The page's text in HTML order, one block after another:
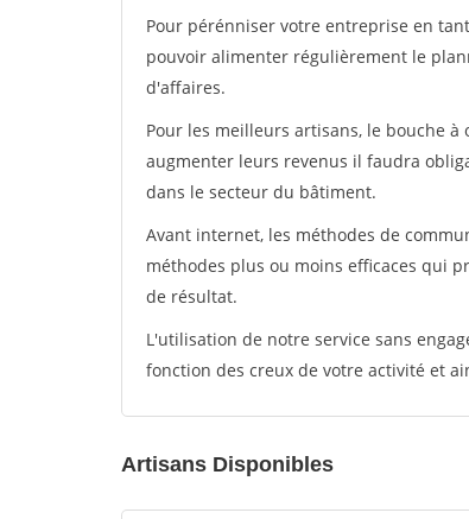
Pour pérénniser votre entreprise en
pouvoir alimenter régulièrement le
d'affaires.
Pour les meilleurs artisans, le bouche
augmenter leurs revenus il faudra
dans le secteur du bâtiment.
Avant internet, les méthodes de
méthodes plus ou moins efficaces qui
de résultat.
L'utilisation de notre service sans
fonction des creux de votre activité et
Artisans Disponibles